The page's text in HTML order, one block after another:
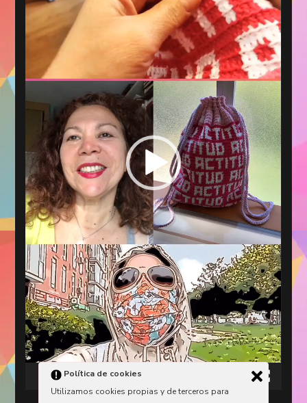
00:00
Política de cookies
Utilizamos cookies propias y de terceros para